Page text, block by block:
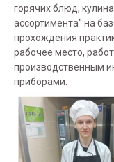
горячих блюд,
ассортимента" на
прохождения
рабочее место,
производственным
приборами.